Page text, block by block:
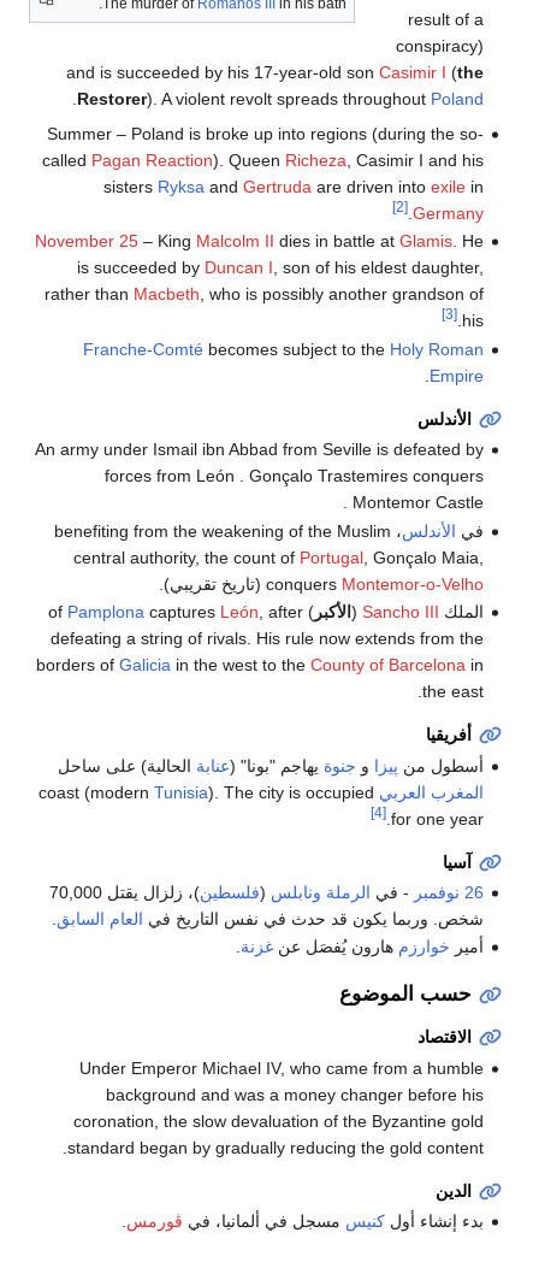
The murder of Romanos III in his bath.
result of a
conspiracy)
and is succeeded by his 17-year-old son Casimir I (the
Restorer). A violent revolt spreads throughout Poland
Summer – Poland is broke up into regions (during the so-
called Pagan Reaction). Queen Richeza , Casimir I and his
sisters Ryksa and Gertruda are driven into exilein
Germany
.
[2]
November 25– King Malcolm II dies in battle at Glamis. He
is succeeded by Duncan I, son of his eldest daughter,
rather than Macbeth, who is possibly another grandson of
his.
[3]
Franche-Comtébecomes subject to the Holy Roman
Empire
الأندلس
An army under Ismail ibn Abbad from Seville is defeated by
forces from León . Gonçalo Trastemires conquers
Montemor Castle .
في الأندلس
، benefiting from the weakening of the Muslim
central authority, the count of Portugal, Gonçalo Maia,
conquers Montemor-o-Velho
(تاريخ تقريبي).
الملك Sancho III
( الأكبر) of
Pamplona captures León , after
defeating a string of rivals. His rule now extends from the
borders of Galicia in the west to the County of Barcelona in
the east.
أفريقيا
أسطول من پيزا و جنوة يهاجم "بونا" (عنابة الحالية) على ساحل
المغرب العربي
Tunisia). The city is occupied
for one year.
[4]
آسيا
26 نوفمبر
- في الرملة ونابلس (فلسطين
)، زلزال يقتل 70,000
شخص. وربما يكون قد حدث في نفس التاريخ في العام السابق
أمير خوارزم هارون يُفصَل عنغزنة.
حسب الموضوع
الاقتصاد
Under Emperor Michael IV, who came from a humble
background and was a money changer before his
coronation, the slow devaluation of the Byzantine gold
standard began by gradually reducing the gold content.
الدين
بدء إنشاء أولكنيس مسجل في ألمانيا، في ڤورمس